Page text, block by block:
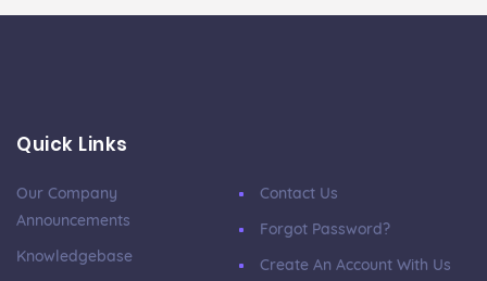
Quick Links
Our Company
Announcements
Knowledgebase
Contact Us
Forgot Password?
Create An Account With Us